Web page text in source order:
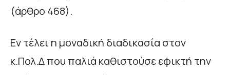
(άρθρο 468).
Εν τέλει η μοναδική διαδικασία στον
κ.Πολ.Δ που παλιά καθιστούσε εφικτή την